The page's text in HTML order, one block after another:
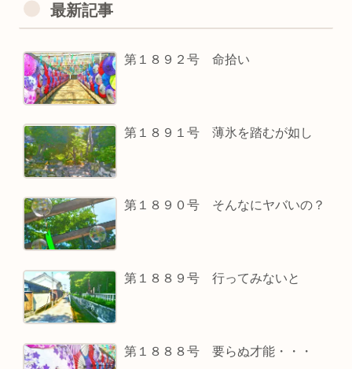
最新記事
第１８９２号 命拾い
第１８９１号 薄氷を踏むが如し
第１８９０号 そんなにヤバいの？
第１８８９号 行ってみないと
第１８８８号 要らぬ才能・・・